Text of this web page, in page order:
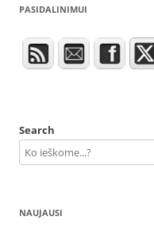
PASIDALINIMUI
Search
NAUJAUSI